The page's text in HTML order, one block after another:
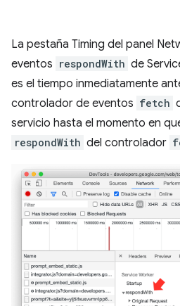
La pestaña Timing del panel
eventos respondWith de
es el tiempo inmediatamente
controlador de eventos fetch
servicio hasta el momento en
respondWith del controlador